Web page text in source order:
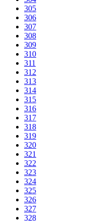
305
306
307
308
309
310
311
312
313
314
315
316
317
318
319
320
321
322
323
324
325
326
327
328